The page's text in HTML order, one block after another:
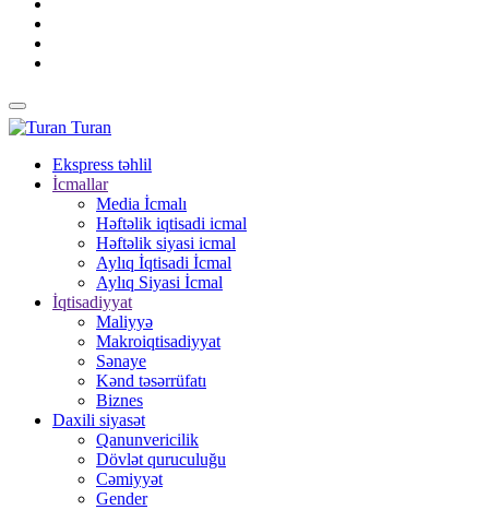
Turan
Ekspress təhlil
İcmallar
Media İcmalı
Həftəlik iqtisadi icmal
Həftəlik siyasi icmal
Aylıq İqtisadi İcmal
Aylıq Siyasi İcmal
İqtisadiyyat
Maliyyə
Makroiqtisadiyyat
Sənaye
Kənd təsərrüfatı
Biznes
Daxili siyasət
Qanunvericilik
Dövlət quruculuğu
Cəmiyyət
Gender